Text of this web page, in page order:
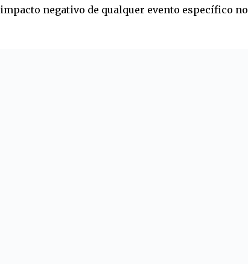
negativo de qualquer evento específico no